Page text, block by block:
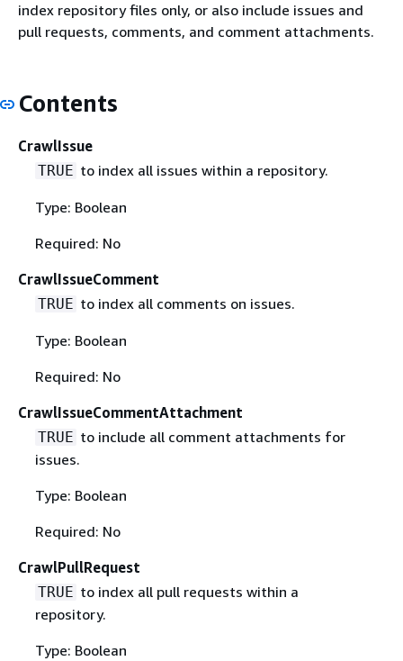
index repository files only, or also include issues and
pull requests, comments, and comment attachments.
Contents
CrawlIssue
TRUE to index all issues within a repository.
Type: Boolean
Required: No
CrawlIssueComment
TRUE to index all comments on issues.
Type: Boolean
Required: No
CrawlIssueCommentAttachment
TRUE to include all comment attachments for
issues.
Type: Boolean
Required: No
CrawlPullRequest
TRUE to index all pull requests within a
repository.
Type: Boolean